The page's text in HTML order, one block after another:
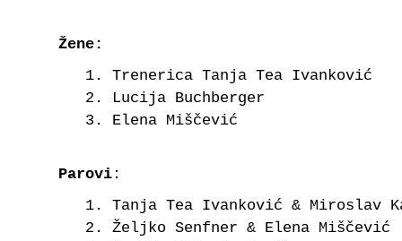
Žene:
Trenerica Tanja Tea Ivanković
Lucija Buchberger
Elena Miščević
Parovi :
Tanja Tea Ivanković & Miroslav
Željko Senfner & Elena Miščević